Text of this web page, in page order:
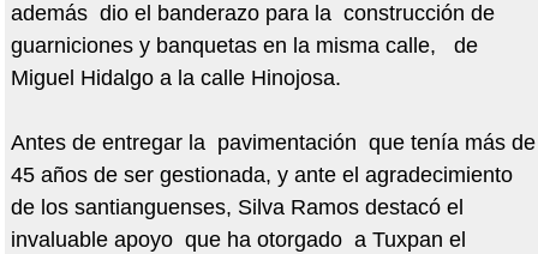
además dio el banderazo para la construcción de
guarniciones y banquetas en la misma calle, de
Miguel Hidalgo a la calle Hinojosa.
Antes de entregar la pavimentación que tenía más de
45 años de ser gestionada, y ante el agradecimiento
de los santianguenses, Silva Ramos destacó el
invaluable apoyo que ha otorgado a Tuxpan el